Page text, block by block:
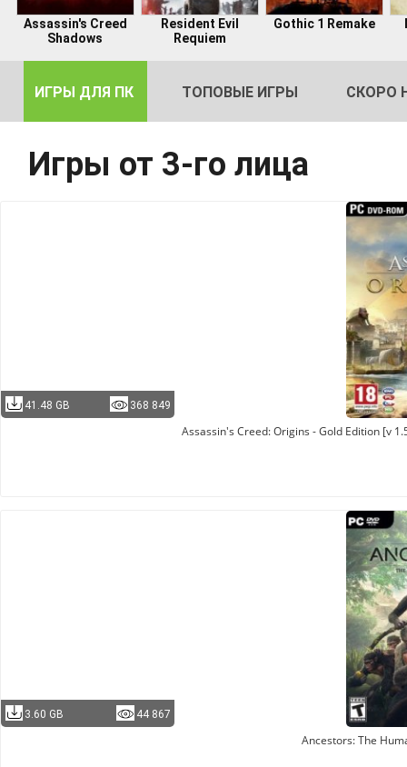
Assassin's Creed
Shadows
Resident Evil
Requiem
Gothic 1 Remake
ИГРЫ ДЛЯ ПК ТОПОВЫЕ ИГРЫ СКОРО
Игры от 3-го лица
41.48 GB 368 849
Assassin's Creed: Origins - Gold Edition [v
3.60 GB 44 867
Ancestors: The